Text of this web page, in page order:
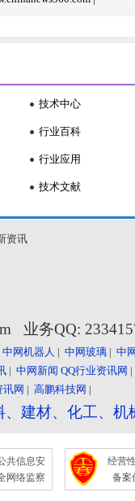
技术中心
行业百科
行业应用
技术文献
资讯
业务QQ:
中网机器人 | 中网玻璃 | 中
| 中网新闻 QQ行业资讯网
讯网 | 高鹏科技网 |
建材、化工、
共信息安
网络监察
经营
备案